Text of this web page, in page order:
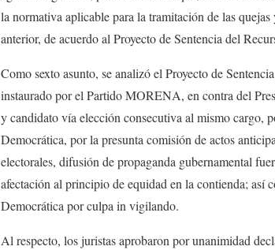
la normativa aplicable para la tramitación de las
anterior, de acuerdo al Proyecto de Sentencia del
Como sexto asunto, se analizó el Proyecto de
instaurado por el Partido MORENA, en contra del
y candidato vía elección consecutiva al mismo
Democrática, por la presunta comisión de actos
electorales, difusión de propaganda gubernamental
afectación al principio de equidad en la contienda;
Democrática por culpa in vigilando.
Al respecto, los juristas aprobaron por unanimidad